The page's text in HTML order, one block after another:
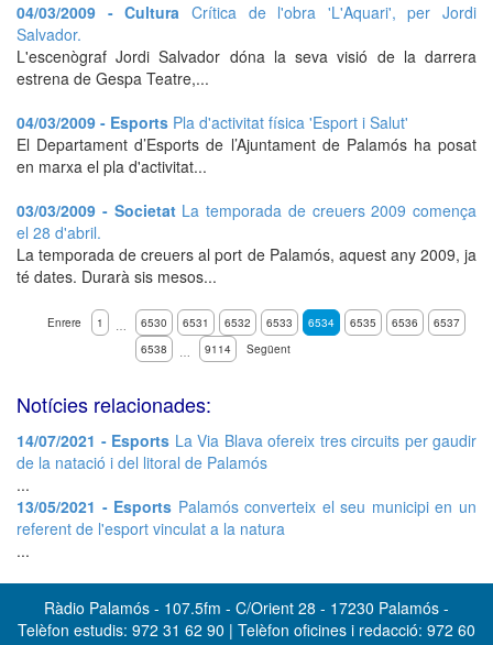
04/03/2009 - Cultura Crítica de l'obra 'L'Aquari', per Jordi
Salvador.
L'escenògraf Jordi Salvador dóna la seva visió de la darrera
estrena de Gespa Teatre,...
04/03/2009 - Esports Pla d'activitat física 'Esport i Salut'
El Departament d’Esports de l’Ajuntament de Palamós ha posat
en marxa el pla d'activitat...
03/03/2009 - Societat La temporada de creuers 2009 comença
el 28 d'abril.
La temporada de creuers al port de Palamós, aquest any 2009, ja
té dates. Durarà sis mesos...
Enrere 1 … 6530 6531 6532 6533 6534 6535 6536
6537
6538
… 9114 Següent
Notícies relacionades:
14/07/2021 - Esports La Via Blava ofereix tres circuits per gaudir
de la natació i del litoral de Palamós
...
13/05/2021 - Esports Palamós converteix el seu municipi en un
referent de l'esport vinculat a la natura
...
Ràdio Palamós - 107.5fm - C/Orient 28 - 17230 Palamós -
Telèfon estudis: 972 31 62 90 | Telèfon oficines i redacció: 972 60